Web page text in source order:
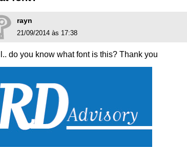
rayn
21/09/2014 às 17:38
do you know what font is this? Thank you